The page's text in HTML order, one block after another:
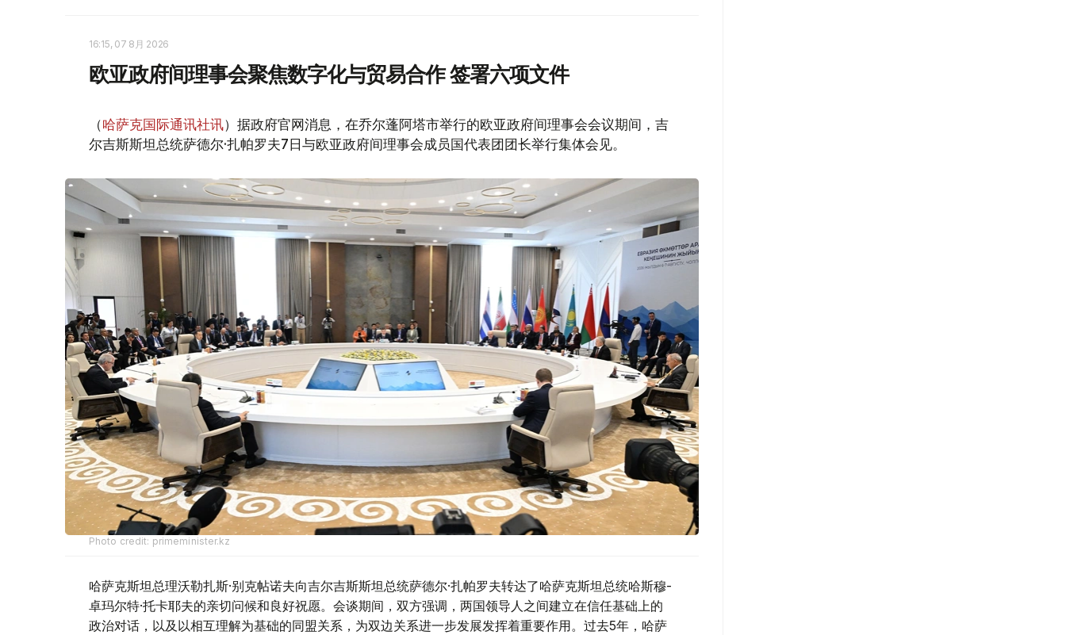
16:15, 07 8月 2026
欧亚政府间理事会聚焦数字化与贸易合作 签署六项文件
（哈萨克国际通讯社讯）据政府官网消息，在乔尔蓬阿塔市举行的欧亚政府间理事会会议期间，吉
尔吉斯斯坦总统萨德尔·扎帕罗夫7日与欧亚政府间理事会成员国代表团团长举行集体会见。
Photo credit: primeminister.kz
哈萨克斯坦总理沃勒扎斯·别克帖诺夫向吉尔吉斯斯坦总统萨德尔·扎帕罗夫转达了哈萨克斯坦总统哈斯穆-
卓玛尔特·托卡耶夫的亲切问候和良好祝愿。会谈期间，双方强调，两国领导人之间建立在信任基础上的
政治对话，以及以相互理解为基础的同盟关系，为双边关系进一步发展发挥着重要作用。过去5年，哈萨